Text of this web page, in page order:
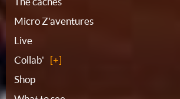
Micro Z'aventures
Live
Collab'
Shop